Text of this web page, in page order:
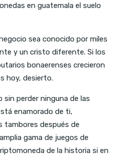
en guatemala el suelo
sea conocido por miles
y un cristo diferente. Si los
bonaerenses crecieron
hoy, desierto.
perder ninguna de las
enamorado de ti,
tambores después de
gama de juegos de
de la historia si en